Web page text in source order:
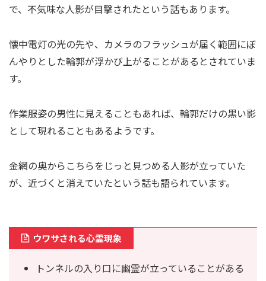
で、不気味な人影が目撃されたという話もあります。
懐中電灯の光の先や、カメラのフラッシュが届く範囲にぼ
んやりとした輪郭が浮かび上がることがあるとされていま
す。
作業服姿の男性に見えることもあれば、輪郭だけの黒い影
として現れることもあるようです。
金網の奥からこちらをじっと見つめる人影が立っていた
が、近づくと消えていたという話も語られています。
ウワサされる心霊現象
トンネルの入り口に幽霊が立っていることがある